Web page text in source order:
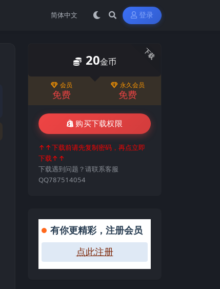
登录
下载
20金币
会员
免费
永久会员
免费
购买下载权限
↑↑下载前请先复制密码，再点立即
下载↑↑
下载遇到问题？请联系客服
QQ787514054
有你更精彩，注册会员
点此注册